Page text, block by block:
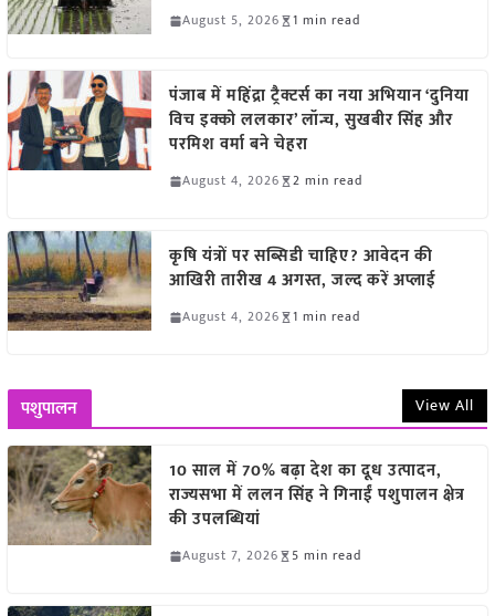
August 5, 2026 1 min read
पंजाब में महिंद्रा ट्रैक्टर्स का नया अभियान ‘दुनिया
विच इक्को ललकार’ लॉन्च, सुखबीर सिंह और
परमिश वर्मा बने चेहरा
August 4, 2026 2 min read
कृषि यंत्रों पर सब्सिडी चाहिए? आवेदन की
आखिरी तारीख 4 अगस्त, जल्द करें अप्लाई
August 4, 2026 1 min read
पशुपालन View All
10 साल में 70% बढ़ा देश का दूध उत्पादन,
राज्यसभा में ललन सिंह ने गिनाईं पशुपालन क्षेत्र
की उपलब्धियां
August 7, 2026 5 min read